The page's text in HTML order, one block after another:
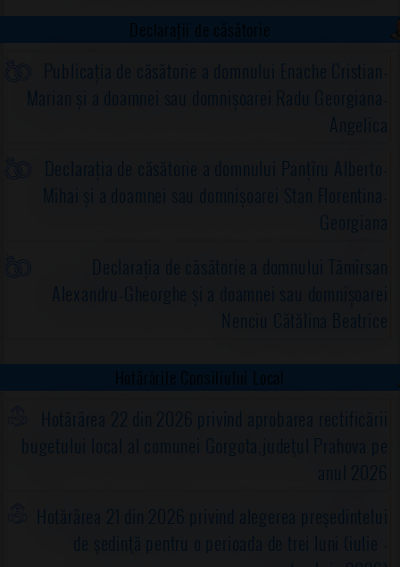
Declarații de căsătorie
Publicația de căsătorie a domnului Enache Cristian-
Marian și a doamnei sau domnișoarei Radu Georgiana-
Angelica
Declarația de căsătorie a domnului Panțîru Alberto-
Mihai și a doamnei sau domnișoarei Stan Florentina-
Georgiana
Declarația de căsătorie a domnului Tămîrsan
Alexandru-Gheorghe și a doamnei sau domnișoarei
Nenciu Cătălina Beatrice
Hotărârile Consiliului Local
Hotărârea 22 din 2026 privind aprobarea rectificării
bugetului local al comunei Gorgota,judeţul Prahova pe
anul 2026
Hotărârea 21 din 2026 privind alegerea preşedintelui
de şedinţă pentru o perioada de trei luni (iulie -